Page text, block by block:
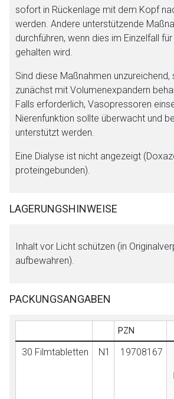
sofort in Rückenlage mit dem Kopf
werden. Andere unterstützende
durchführen, wenn dies im Einzelfall
gehalten wird.
Sind diese Maßnahmen
zunächst mit Volumenexpandern
Falls erforderlich, Vasopressoren
Nierenfunktion sollte überwacht und
unterstützt werden.
Eine Dialyse ist nicht angezeigt
proteingebunden).
LAGERUNGSHINWEISE
Inhalt vor Licht schützen (in
aufbewahren).
PACKUNGSANGABEN
PZN
30 Filmtabletten N1
19708167